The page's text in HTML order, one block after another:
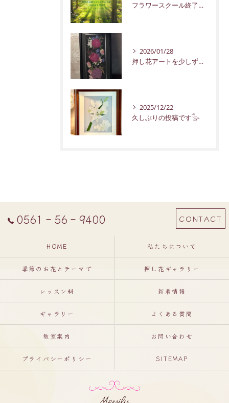
フラワースクール終了のお知らせ
2026/01/28
押し花アートを少しずつ紹介していきます。
2025/12/22
久しぶりの投稿です𓅭
0561‐56‐9400 CONTACT
HOME 私たちについて
季節のお花とテーマで 押し花ギャラリー
レッスン料 新着情報
ギャラリー よくある質問
教室案内 お問い合わせ
プライバシーポリシー SITEMAP